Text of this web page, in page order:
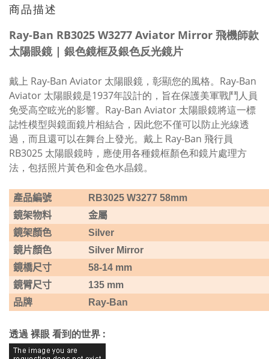
商品描述
Ray-Ban RB3025 W3277 Aviator Mirror 飛機師款
太陽眼鏡 | 銀色鏡框及銀色反光鏡片
戴上 Ray-Ban Aviator 太陽眼鏡，彰顯您的風格。Ray-Ban
Aviator 太陽眼鏡是1937年設計的，旨在保護美軍戰鬥人員
免受高空眩光的影響。Ray-Ban Aviator 太陽眼鏡將這一標
誌性模型與鏡面鏡片相結合，因此您不僅可以防止光線透
過，而且還可以在舞台上發光。戴上 Ray-Ban 飛行員
RB3025 太陽眼鏡時，應使用各種鏡框顏色和鏡片處理方
法，包括照片黃色和金色水晶鏡。
產品編號
RB3025 W3277 58mm
鏡架物料
金屬
鏡架顏色
Silver
鏡片顏色
Silver Mirror
鏡橋尺寸
58-14 mm
鏡臂尺寸
135 mm
品牌
Ray-Ban
透過 裸眼 看到的世界 :